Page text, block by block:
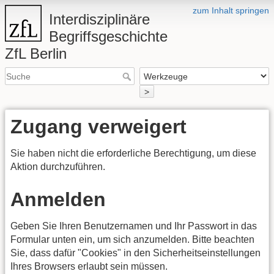
zum Inhalt springen
Interdisziplinäre
Begriffsgeschichte
ZfL Berlin
>
Zugang verweigert
Sie haben nicht die erforderliche Berechtigung, um diese
Aktion durchzuführen.
Anmelden
Geben Sie Ihren Benutzernamen und Ihr Passwort in das
Formular unten ein, um sich anzumelden. Bitte beachten
Sie, dass dafür "Cookies" in den Sicherheitseinstellungen
Ihres Browsers erlaubt sein müssen.